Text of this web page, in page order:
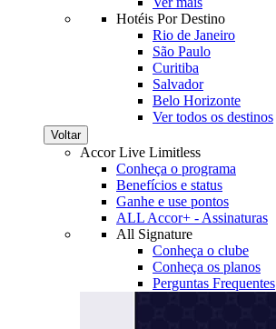
Hotéis Por Destino
Rio de Janeiro
São Paulo
Curitiba
Salvador
Belo Horizonte
Ver todos os destinos
Voltar
Accor Live Limitless
Conheça o programa
Benefícios e status
Ganhe e use pontos
ALL Accor+ - Assinaturas
All Signature
Conheça o clube
Conheça os planos
Perguntas Frequentes